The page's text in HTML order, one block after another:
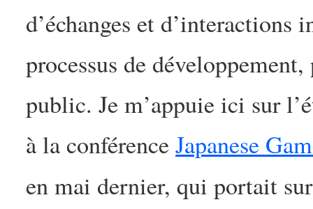
d’échanges et
processus de
public. Je m’appuie ici sur
à la conférenceJapanese
en mai dernier, qui portait